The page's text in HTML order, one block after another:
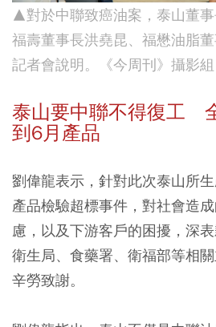
▲對於中聯致癌油案，泰山董事
福壽董事長洪堯昆、福懋油脂
記者會說明。《今周刊》攝影組
泰山要中聯不得復工
到6月產品
劉偉龍表示，針對此次泰山所
產品檢驗超標事件，對社會造
慮，以及下游客戶的困擾，深
衛生局、食藥署、衛福部等相
辛勞致謝。